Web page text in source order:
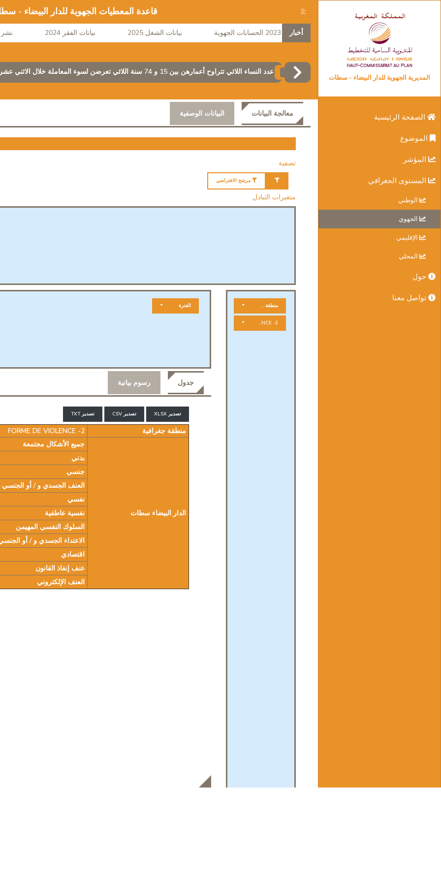
المديرية الجهوية للدار البيضاء - سطات
الصفحة الرئيسية
الموضوع
المؤشر
المستوى الجغرافي
الوطني
الجهوي
الإقليمي
المحلي
حول
تواصل معنا
قاعدة المعطيات الجهوية للدار البيضاء -
أخبار 2023 الحسابات الجهوية بيانات الشغل 2025 بيانات الفقر 2024 نشر
عدد النساء اللائي تتراوح أعمارهن بين 15 و 74 سنة اللائي تعرضن لسوء المعاملة خلال الاثني عشر شهرًا السابقة (بالآلاف)
معالجة البيانات البيانات الوصفية
تصفية
مرشح الافتراضي
متغيرات التبادل
منطقة جغرافية
FORME DE VIOLENCE -2
الفترة
جدول رسوم بيانية
تصدير XLSX تصدير CSV تصدير TXT
منطقة جغرافية FORME DE VIOLENCE -2
الدار البيضاء سطات
جميع الأشكال مجتمعة
بدني
جنسي
العنف الجسدي و / أو الجنسي
نفسي
نفسية عاطفية
السلوك النفسي المهيمن
الاعتداء الجسدي و / أو
اقتصادي
عنف إنفاذ القانون
العنف الإلكتروني